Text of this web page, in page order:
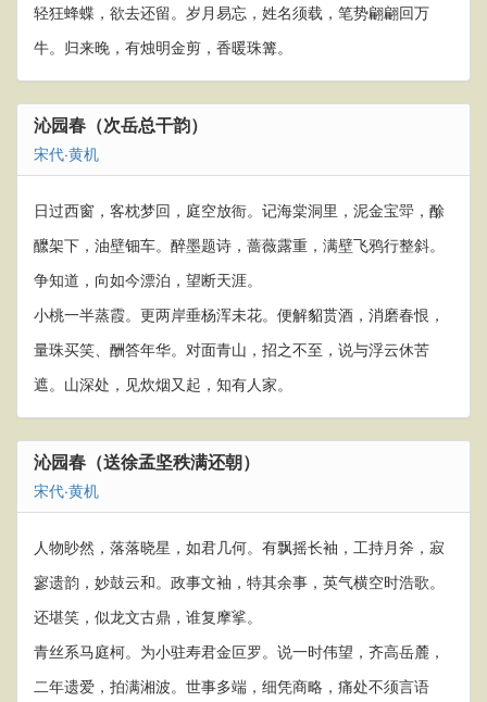
轻狂蜂蝶，欲去还留。岁月易忘，姓名须载，笔势翩翩回万
牛。归来晚，有烛明金剪，香暖珠篝。
沁园春（次岳总干韵）
宋代·黄机
日过西窗，客枕梦回，庭空放衙。记海棠洞里，泥金宝斝，酴
醿架下，油壁钿车。醉墨题诗，蔷薇露重，满壁飞鸦行整斜。
争知道，向如今漂泊，望断天涯。
小桃一半蒸霞。更两岸垂杨浑未花。便解貂贳酒，消磨春恨，
量珠买笑、酬答年华。对面青山，招之不至，说与浮云休苦
遮。山深处，见炊烟又起，知有人家。
沁园春（送徐孟坚秩满还朝）
宋代·黄机
人物眇然，落落晓星，如君几何。有飘摇长袖，工持月斧，寂
寥遗韵，妙鼓云和。政事文袖，特其余事，英气横空时浩歌。
还堪笑，似龙文古鼎，谁复摩挲。
青丝系马庭柯。为小驻寿君金叵罗。说一时伟望，齐高岳麓，
二年遗爱，拍满湘波。世事多端，细凭商略，痛处不须言语